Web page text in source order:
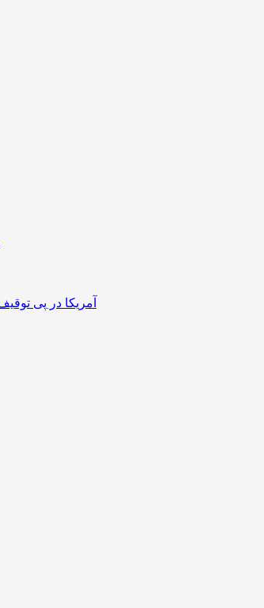
آمریکا در پی توقیف ۲۵ میلیون دلار رمزارز حاصل از کلاهبرداری‌های عاشقانه